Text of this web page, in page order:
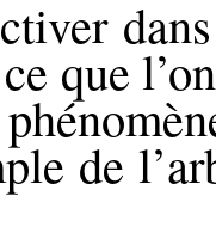
que
de